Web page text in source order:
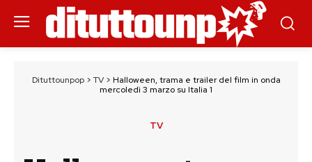
Dituttounpop> TV> Halloween, trama e trailer del film in onda
mercoledì 3 marzo su Italia 1
TV